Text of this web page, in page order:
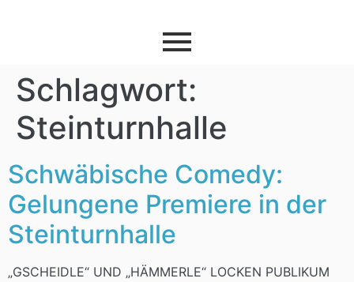
Schlagwort:
Steinturnhalle
Schwäbische Comedy:
Gelungene Premiere in der
Steinturnhalle
„GSCHEIDLE“ UND „HÄMMERLE“ LOCKEN PUBLIKUM